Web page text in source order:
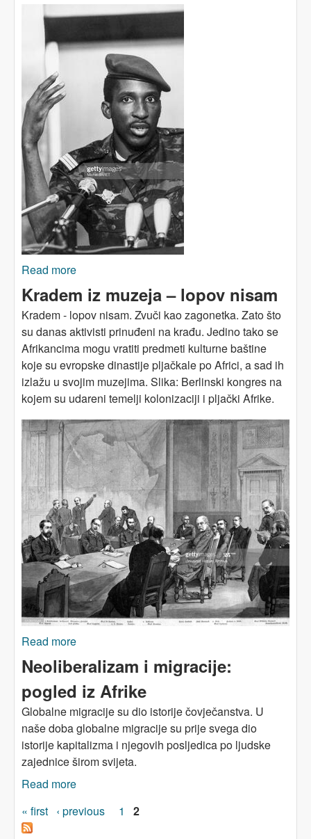
Read more
dugova!
Kradem iz muzeja – lopov nisam
Kradem - lopov nisam. Zvuči kao zagonetka. Zato što
su danas aktivisti prinuđeni na krađu. Jedino tako se
Afrikancima mogu vratiti predmeti kulturne baštine
koje su evropske dinastije pljačkale po Africi, a sad ih
izlažu u svojim muzejima. Slika: Berlinski kongres na
kojem su udareni temelji kolonizaciji i pljački Afrike.
Read more
Neoliberalizam i migracije:
pogled iz Afrike
Globalne migracije su dio istorije čovječanstva. U
naše doba globalne migracije su prije svega dio
istorije kapitalizma i njegovih posljedica po ljudske
zajednice širom svijeta.
Read more
Pages
« first ‹ previous 1 2